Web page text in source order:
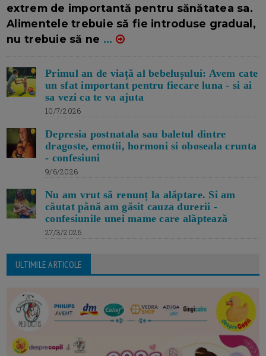
extrem de importantă pentru sănătatea sa.
Alimentele trebuie să fie introduse gradual,
nu trebuie să ne ...
Primul an de viață al bebelușului: Avem cate
un sfat important pentru fiecare luna - si ai
sa vezi ca te va ajuta
10/7/2026
Depresia postnatala sau baletul dintre
dragoste, emotii, hormoni si oboseala crunta
- confesiuni
9/6/2026
Nu am vrut să renunț la alăptare. Si am
căutat până am găsit cauza durerii -
confesiunile unei mame care alăptează
27/3/2026
ULTIMILE ARTICOLE